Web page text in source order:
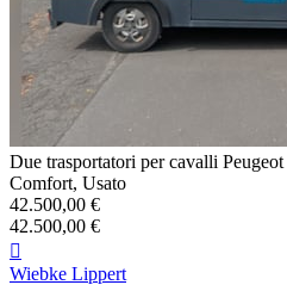
Due trasportatori per cavalli Peugeot
Comfort, Usato
42.500,00 €
42.500,00 €

Wiebke Lippert